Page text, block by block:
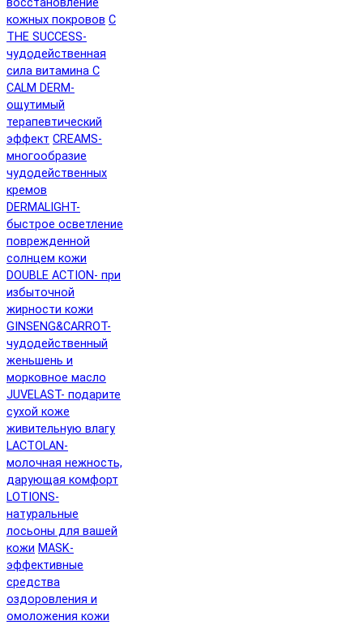
кожных покровов C
THE SUCCESS-
чудодейственная
сила витамина C
CALM DERM-
ощутимый
терапевтический
эффект CREAMS-
многообразие
чудодейственных
кремов
DERMALIGHT-
быстрое осветление
поврежденной
солнцем кожи
DOUBLE ACTION- при
избыточной
жирности кожи
GINSENG&CARROT-
чудодейственный
женьшень и
морковное масло
JUVELAST- подарите
сухой коже
живительную влагу
LACTOLAN-
молочная нежность,
дарующая комфорт
LOTIONS-
натуральные
лосьоны для вашей
кожи MASK-
эффективные
средства
оздоровления и
омоложения кожи